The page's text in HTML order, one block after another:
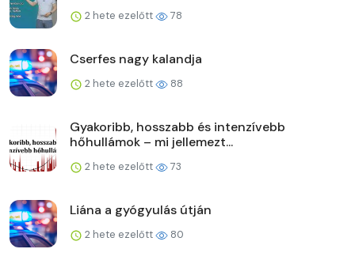
2 hete ezelőtt 78
Cserfes nagy kalandja
2 hete ezelőtt 88
Gyakoribb, hosszabb és intenzívebb
hőhullámok – mi jellemezt...
2 hete ezelőtt 73
Liána a gyógyulás útján
2 hete ezelőtt 80